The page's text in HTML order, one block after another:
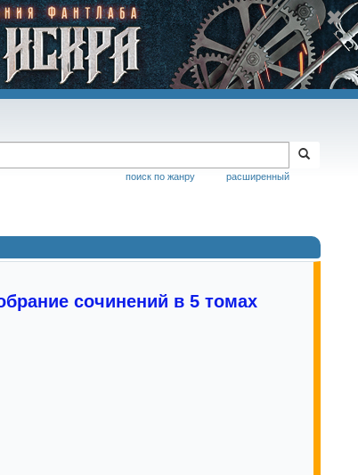
расширенный
поиск по жанру
сочинений в 5 томах